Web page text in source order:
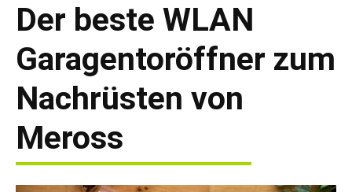
Der beste WLAN
Garagentoröffner zum
Nachrüsten von
Meross